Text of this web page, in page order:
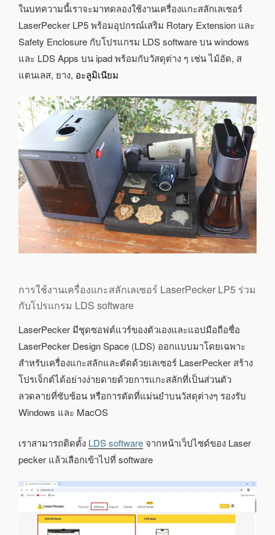
ในบทความนี้เราจะมาทดลองใช้งานเครื่องแกะสลักเลเซอร์
LaserPecker LP5 พร้อมอุปกรณ์เสริม Rotary Extension และ
Safety Enclosure กับโปรแกรม LDS software บน windows
และ LDS Apps บน ipad พร้อมกับวัสดุต่าง ๆ เช่น ไม้อัด, ส
แตนเลส, ยาง, อะลูมิเนียม
การใช้งานเครื่องแกะสลักเลเซอร์ LaserPecker LP5 ร่วม
กับโปรแกรม LDS software
LaserPecker มีชุดซอฟต์แวร์ของตัวเองและแอปมือถือชื่อ
LaserPecker Design Space (LDS) ออกแบบมาโดยเฉพาะ
สำหรับเครื่องแกะสลักและตัดด้วยเลเซอร์ LaserPecker สร้าง
โปรเจ็กต์ได้อย่างง่ายดายด้วยการแกะสลักที่เป็นส่วนตัว
ลวดลายที่ซับซ้อน หรือการตัดที่แม่นยำบนวัสดุต่างๆ รองรับ
Windows และ MacOS
เราสามารถติดตั้ง LDS software จากหน้าเว็ปไซด์ของ Laser
pecker แล้วเลือกเข้าไปที่ software